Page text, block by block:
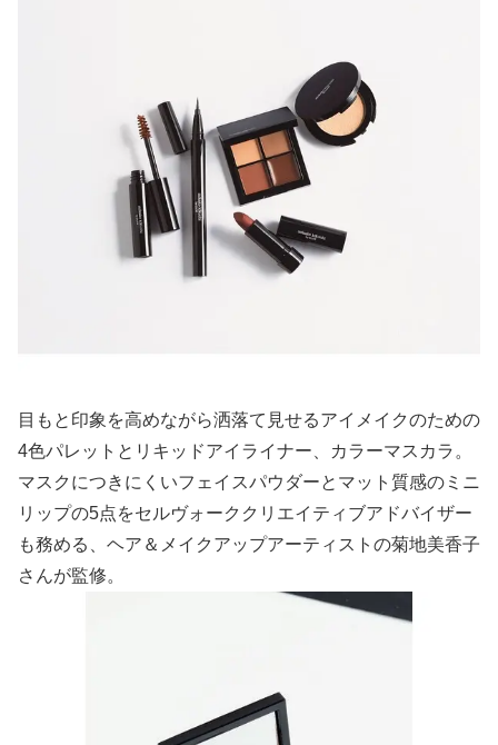
目もと印象を高めながら洒落て見せるアイメイクのための
4色パレットとリキッドアイライナー、カラーマスカラ。
マスクにつきにくいフェイスパウダーとマット質感のミニ
リップの5点をセルヴォーククリエイティブアドバイザー
も務める、ヘア＆メイクアップアーティストの菊地美香子
さんが監修。